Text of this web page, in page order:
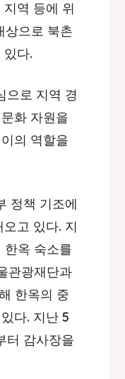
역 등에 위
상으로 북촌
다.
으로 지역 경
화 자원을
의 역할을
정책 기조에
고 있다. 지
한옥 숙소를
관광재단과
한옥의 중
다. 지난 5
터 감사장을